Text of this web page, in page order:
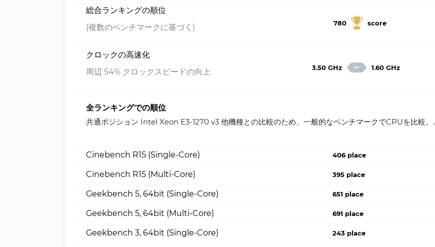
総合ランキングの順位
(複数のベンチマークに基づく)
780 score
クロックの高速化
周辺 54% クロックスピードの向上
3.50 GHz 1.60 GHz
全ランキングでの順位
共通ポジション Intel Xeon E3-1270 v3 他機種との比較のため、一般的なベンチマークでCPUを比較。.
Cinebench R15 (Single-Core) 406 place
Cinebench R15 (Multi-Core) 395 place
Geekbench 5, 64bit (Single-Core) 651 place
Geekbench 5, 64bit (Multi-Core) 691 place
Geekbench 3, 64bit (Single-Core) 243 place